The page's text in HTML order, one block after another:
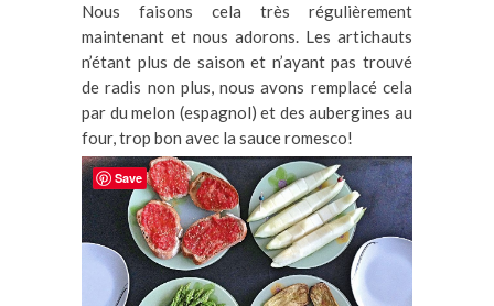
Nous faisons cela très régulièrement
maintenant et nous adorons. Les artichauts
n’étant plus de saison et n’ayant pas trouvé
de radis non plus, nous avons remplacé cela
par du melon (espagnol) et des aubergines au
four, trop bon avec la sauce romesco!
Save